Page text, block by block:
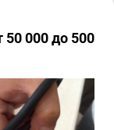
50 000 до 500